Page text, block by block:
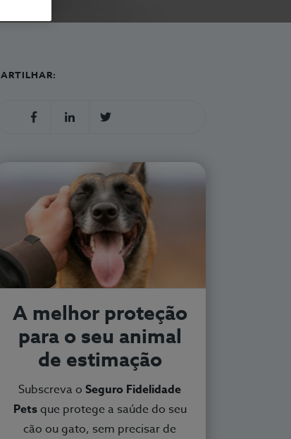
A melhor proteção
para o seu animal
de estimação
Subscreva oSeguro Fidelidade
Petsque protege a saúde do seu
cão ou gato, sem precisar de